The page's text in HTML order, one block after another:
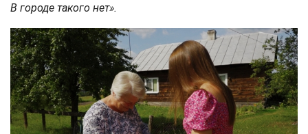
В городе такого нет».